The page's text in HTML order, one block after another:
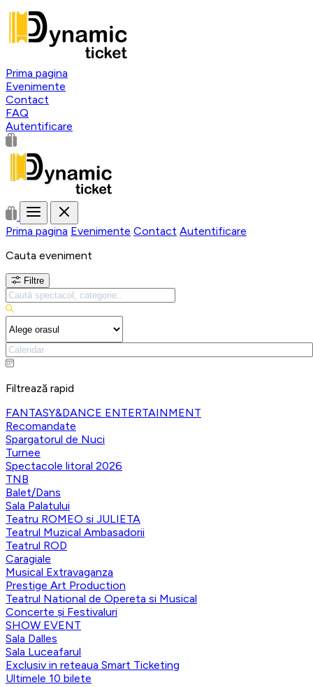
Prima pagina
Evenimente
Contact
FAQ
Autentificare
Prima pagina Evenimente Contact Autentificare
Cauta eveniment
Filtre
Filtrează rapid
FANTASY&DANCE ENTERTAINMENT
Recomandate
Spargatorul de Nuci
Turnee
Spectacole litoral 2026
TNB
Balet/Dans
Sala Palatului
Teatru ROMEO si JULIETA
Teatrul Muzical Ambasadorii
Teatrul ROD
Caragiale
Musical Extravaganza
Prestige Art Production
Teatrul National de Opereta si Musical
Concerte și Festivaluri
SHOW EVENT
Sala Dalles
Sala Luceafarul
Exclusiv in reteaua Smart Ticketing
Ultimele 10 bilete